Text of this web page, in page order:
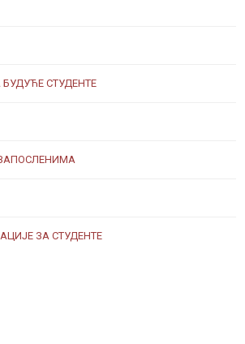
СТУДЕНТЕ
ЗА СТУДЕНТЕ